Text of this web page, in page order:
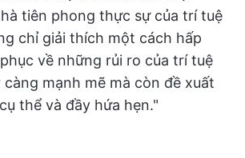
tiên phong thực sự của trí tuệ
chỉ giải thích một cách hấp
về những rủi ro của trí tuệ
mạnh mẽ mà còn đề xuất
thể và đầy hứa hẹn."